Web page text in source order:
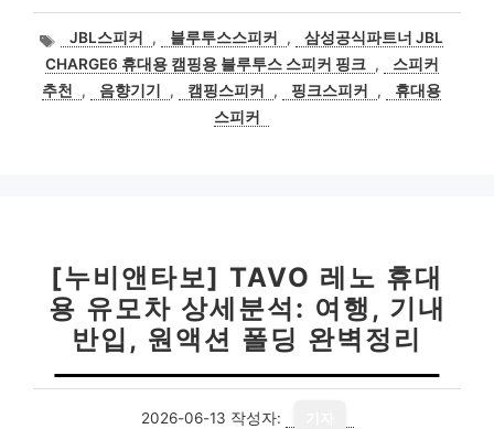
태
그
JBL스피커 , 블루투스스피커 ,
삼성공식파트너 JBL
CHARGE6 휴대용 캠핑용 블루투스 스피커 핑크 ,
스피커
추천
, 음향기기 , 캠핑스피커 , 핑크스피커 ,
휴대용
스피커
[누비앤타보] TAVO 레노 휴대
용 유모차 상세분석: 여행, 기내
반입, 원액션 폴딩 완벽정리
2026-06-13 작성자: